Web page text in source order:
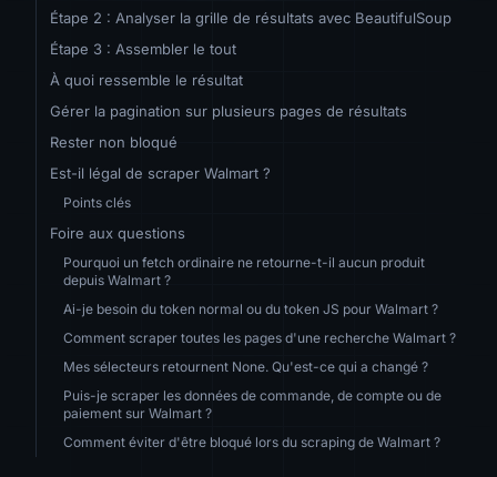
Étape 2 : Analyser la grille de résultats avec BeautifulSoup
Étape 3 : Assembler le tout
À quoi ressemble le résultat
Gérer la pagination sur plusieurs pages de résultats
Rester non bloqué
Est-il légal de scraper Walmart ?
Points clés
Foire aux questions
Pourquoi un fetch ordinaire ne retourne-t-il aucun produit
depuis Walmart ?
Ai-je besoin du token normal ou du token JS pour Walmart ?
Comment scraper toutes les pages d'une recherche Walmart ?
Mes sélecteurs retournent None. Qu'est-ce qui a changé ?
Puis-je scraper les données de commande, de compte ou de
paiement sur Walmart ?
Comment éviter d'être bloqué lors du scraping de Walmart ?